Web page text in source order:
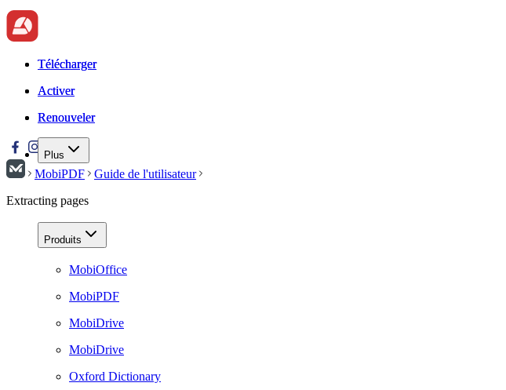
Télécharger
Activer
Renouveler
Plus
Télécharger
Activer
Renouveler
MobiPDF
Guide de l'utilisateur
Extracting pages
Produits
MobiOffice
MobiPDF
MobiDrive
MobiDrive
Oxford Dictionary